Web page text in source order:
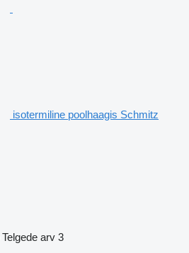
isotermiline poolhaagis Schmitz
Telgede arv 3